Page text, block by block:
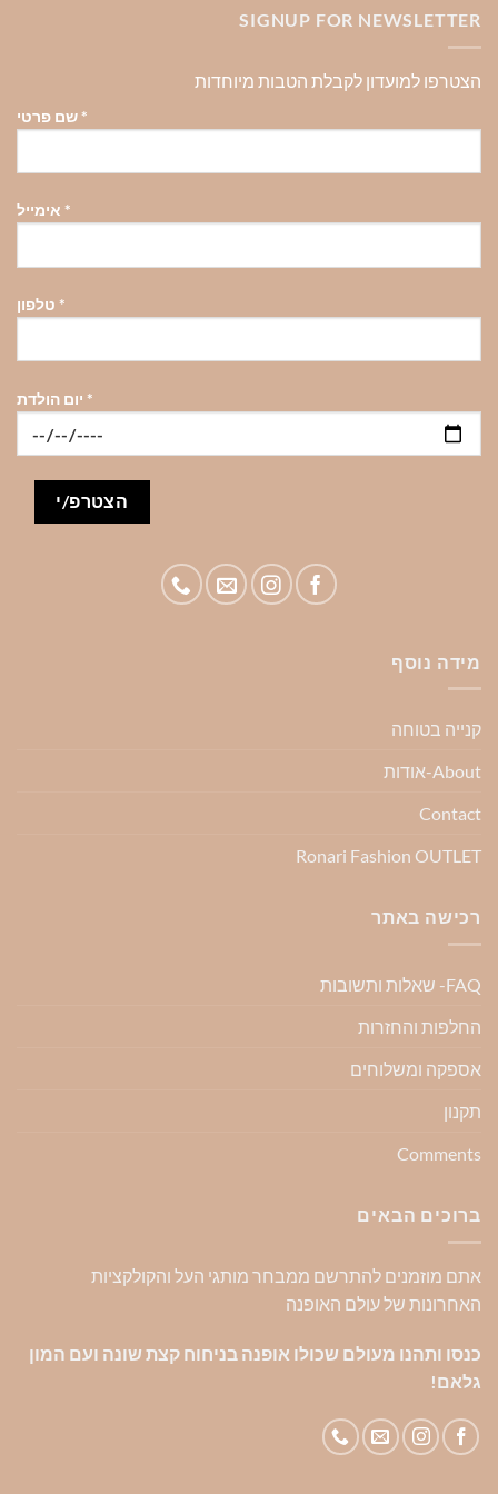
SIGNUP FOR NEWSLETTER
הצטרפו למועדון לקבלת הטבות מיוחדות
*
*
*
*
מידה נוסף
קנייה בטוחה
About-אודות
Contact
Ronari Fashion OUTLET
רכישה באתר
FAQ- שאלות ותשובות
החלפות והחזרות
אספקה ומשלוחים
תקנון
Comments
ברוכים הבאים
אתם מוזמנים להתרשם ממבחר מותגי העל והקולקציות
האחרונות של עולם האופנה
כנסו ותהנו מעולם שכולו אופנה בניחוח קצת שונה ועם המון
גלאם!